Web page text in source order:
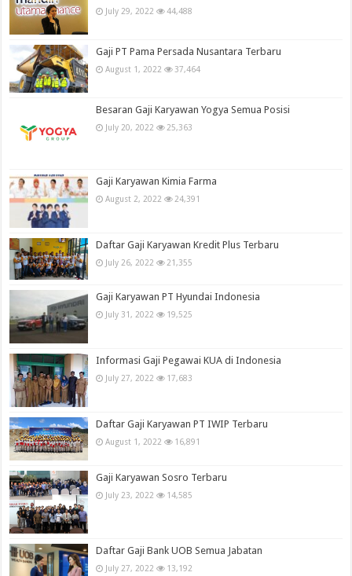
July 29, 2022 44,488
Gaji PT Pama Persada Nusantara Terbaru
August 1, 2022 37,464
Besaran Gaji Karyawan Yogya Semua Posisi
July 20, 2022 25,363
Gaji Karyawan Kimia Farma
August 2, 2022 24,391
Daftar Gaji Karyawan Kredit Plus Terbaru
July 26, 2022 21,355
Gaji Karyawan PT Hyundai Indonesia
July 31, 2022 19,525
Informasi Gaji Pegawai KUA di Indonesia
July 27, 2022 17,683
Daftar Gaji Karyawan PT IWIP Terbaru
August 1, 2022 16,891
Gaji Karyawan Sosro Terbaru
July 23, 2022 14,585
Daftar Gaji Bank UOB Semua Jabatan
July 27, 2022 13,192